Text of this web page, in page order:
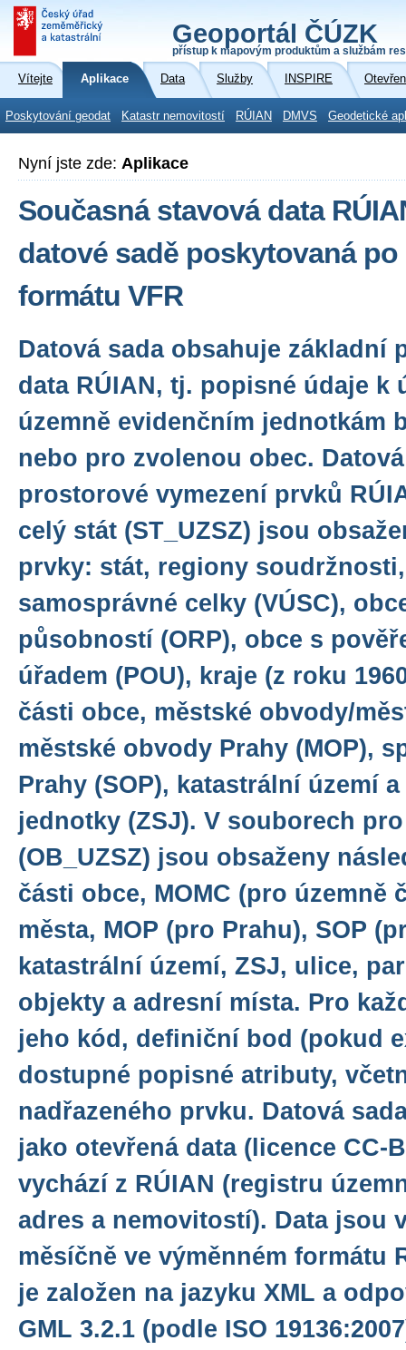
Geoportál ČÚZK
přístup k mapovým produktům a službám
Vítejte Aplikace Data Služby INSPIRE
Poskytování geodat Katastr nemovitostí RÚIAN DMVS Geodetické
Nyní jste zde: Aplikace
Současná stavová data
datové sadě poskytovaná
formátu VFR
Datová sada obsahuje základní
data RÚIAN, tj. popisné údaje k
územně evidenčním jednotkám
nebo pro zvolenou obec.
prostorové vymezení prvků
celý stát (ST_UZSZ) jsou
prvky: stát, regiony
samosprávné celky (VÚSC),
působností (ORP), obce s
úřadem (POU), kraje (z roku
části obce, městské obvody/
městské obvody Prahy (MOP),
Prahy (SOP), katastrální území
jednotky (ZSJ). V souborech
(OB_UZSZ) jsou obsaženy
části obce, MOMC (pro územně
města, MOP (pro Prahu), SOP
katastrální území, ZSJ, ulice,
objekty a adresní místa. Pro
jeho kód, definiční bod (pokud
dostupné popisné atributy,
nadřazeného prvku. Datová
jako otevřená data (licence CC-
vychází z RÚIAN (registru
adres a nemovitostí). Data jsou
měsíčně ve výměnném formátu
je založen na jazyku XML a
GML 3.2.1 (podle ISO